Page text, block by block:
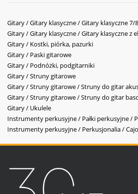
Gitary / Gitary klasyczne / Gitary klasyczne 7/8
Gitary / Gitary klasyczne / Gitary klasyczne z
Gitary / Kostki, piórka, pazurki
Gitary / Paski gitarowe
Gitary / Podnóżki, podgitarniki
Gitary / Struny gitarowe
Gitary / Struny gitarowe / Struny do gitar
Gitary / Struny gitarowe / Struny do gitar
Gitary / Ukulele
Instrumenty perkusyjne / Pałki perkusyjne /
Instrumenty perkusyjne / Perkusjonalia /